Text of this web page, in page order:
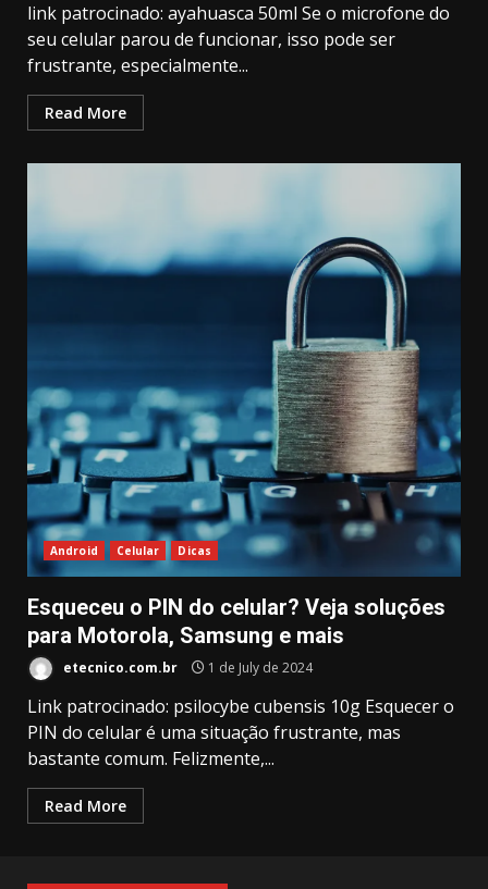
link patrocinado: ayahuasca 50ml Se o microfone do
seu celular parou de funcionar, isso pode ser
frustrante, especialmente...
Read More
Android Celular Dicas
Esqueceu o PIN do celular? Veja soluções
para Motorola, Samsung e mais
etecnico.com.br 1 de July de 2024
Link patrocinado: psilocybe cubensis 10g Esquecer o
PIN do celular é uma situação frustrante, mas
bastante comum. Felizmente,...
Read More